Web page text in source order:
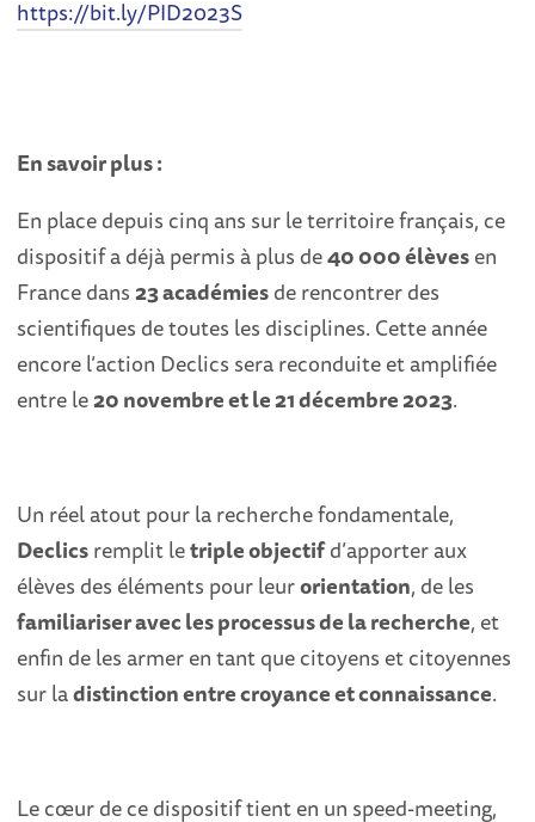
https://bit.ly/PID2023S
En savoir plus :
En place depuis cinq ans sur le territoire français, ce
dispositif a déjà permis à plus de40 000 élèvesen
France dans23 académiesde rencontrer des
scientifiques de toutes les disciplines. Cette année
encore l’action Declics sera reconduite et amplifiée
entre le20 novembre et le 21 décembre 2023.
Un réel atout pour la recherche fondamentale,
Declicsremplit letriple objectifd’apporter aux
élèves des éléments pour leurorientation, de les
familiariser avec les processus de la recherche, et
enfin de les armer en tant que citoyens et citoyennes
sur ladistinction entre croyance et connaissance.
Le cœur de ce dispositif tient en un speed-meeting,